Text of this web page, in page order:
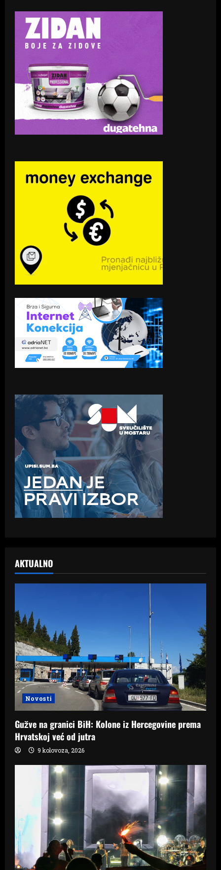
AKTUALNO
Novosti
Gužve na granici BiH: Kolone iz Hercegovine prema
Hrvatskoj već od jutra
9 kolovoza, 2026